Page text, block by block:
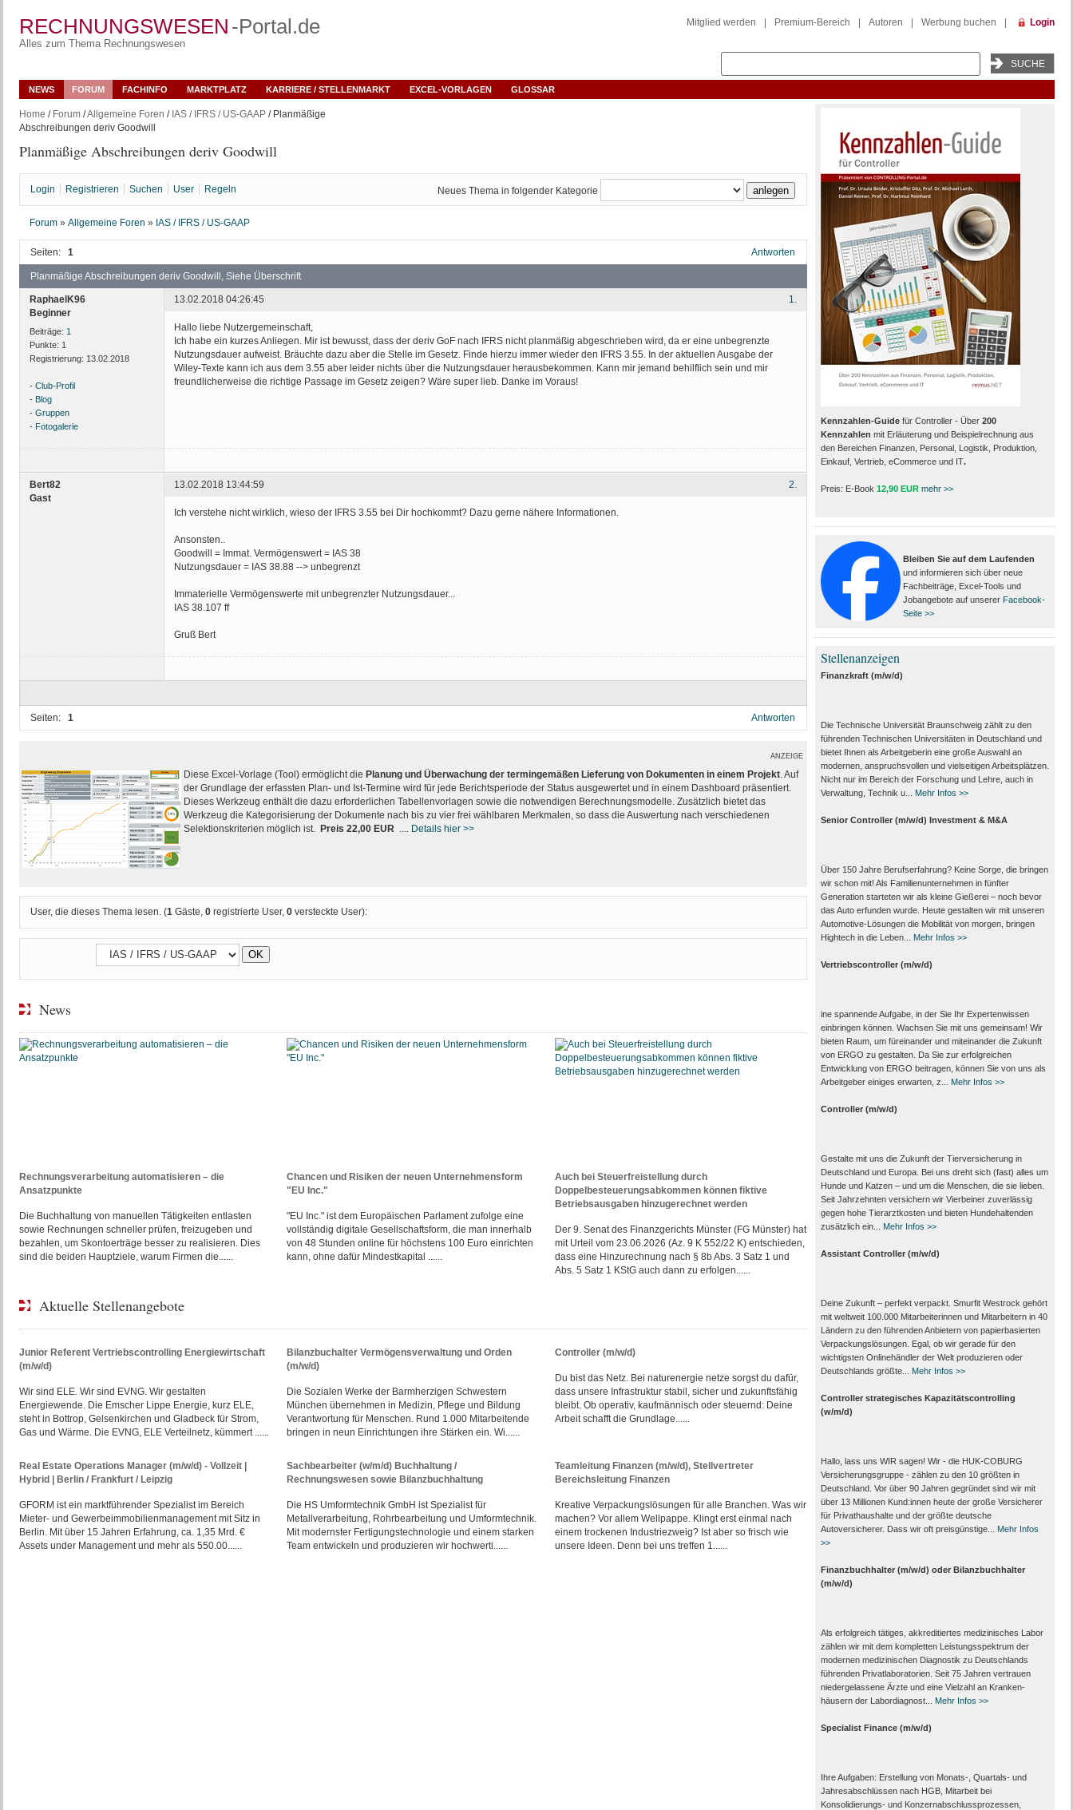
RECHNUNGSWESEN -Portal.de
Alles zum Thema Rechnungswesen
Mitglied werden Premium-Bereich Autoren Werbung buchen Login
NEWS FORUM FACHINFO MARKTPLATZ KARRIERE / STELLENMARKT EXCEL-VORLAGEN GLOSSAR
Home / Forum/Allgemeine Foren / IAS / IFRS / US-GAAP/ Planmäßige
Abschreibungen deriv Goodwill
Planmäßige Abschreibungen deriv Goodwill
Login Registrieren Suchen User Regeln Neues Thema in folgender Kategorie
Forum » Allgemeine Foren » IAS / IFRS / US-GAAP
Seiten: 1 Antworten
Planmäßige Abschreibungen deriv Goodwill, Siehe Überschrift
RaphaelK96
Beginner
Beiträge: 1
Punkte: 1
Registrierung: 13.02.2018
- Club-Profil
- Blog
- Gruppen
- Fotogalerie
1.
13.02.2018 04:26:45
Hallo liebe Nutzergemeinschaft,
Ich habe ein kurzes Anliegen. Mir ist bewusst, dass der deriv GoF nach IFRS nicht planmäßig abgeschrieben wird, da er eine unbegrenzte
Nutzungsdauer aufweist. Bräuchte dazu aber die Stelle im Gesetz. Finde hierzu immer wieder den IFRS 3.55. In der aktuellen Ausgabe der
Wiley-Texte kann ich aus dem 3.55 aber leider nichts über die Nutzungsdauer herausbekommen. Kann mir jemand behilflich sein und mir
freundlicherweise die richtige Passage im Gesetz zeigen? Wäre super lieb. Danke im Voraus!
Bert82
Gast
2.
13.02.2018 13:44:59
Ich verstehe nicht wirklich, wieso der IFRS 3.55 bei Dir hochkommt? Dazu gerne nähere Informationen.
Ansonsten..
Goodwill = Immat. Vermögenswert = IAS 38
Nutzungsdauer = IAS 38.88 --> unbegrenzt
Immaterielle Vermögenswerte mit unbegrenzter Nutzungsdauer...
IAS 38.107 ff
Gruß Bert
Seiten: 1 Antworten
ANZEIGE
Diese Excel-Vorlage (Tool) ermöglicht die Planung und Überwachung der termingemäßen Lieferung von Dokumenten in einem Projekt. Auf
der Grundlage der erfassten Plan- und Ist-Termine wird für jede Berichtsperiode der Status ausgewertet und in einem Dashboard präsentiert.
Dieses Werkzeug enthält die dazu erforderlichen Tabellenvorlagen sowie die notwendigen Berechnungsmodelle. Zusätzlich bietet das
Werkzeug die Kategorisierung der Dokumente nach bis zu vier frei wählbaren Merkmalen, so dass die Auswertung nach verschiedenen
Selektionskriterien möglich ist. Preis 22,00 EUR Details hier >>
User, die dieses Thema lesen. (1 Gäste, 0registrierte User, 0versteckte User):
News
Rechnungsverarbeitung automatisieren – die
Ansatzpunkte
Die Buchhaltung von manuellen Tätigkeiten entlasten
sowie Rechnungen schneller prüfen, freizugeben und
bezahlen, um Skontoerträge besser zu realisieren. Dies
sind die beiden Hauptziele, warum Firmen die......
Chancen und Risiken der neuen Unternehmensform
"EU Inc."
"EU Inc." ist dem Europäischen Parlament zufolge eine
vollständig digitale Gesellschaftsform, die man innerhalb
von 48 Stunden online für höchstens 100 Euro einrichten
kann, ohne dafür Mindestkapital ......
Auch bei Steuerfreistellung durch
Doppelbesteuerungsabkommen können fiktive
Betriebsausgaben hinzugerechnet werden
Der 9. Senat des Finanzgerichts Münster (FG Münster) hat
mit Urteil vom 23.06.2026 (Az. 9 K 552/22 K) entschieden,
dass eine Hinzurechnung nach § 8b Abs. 3 Satz 1 und
Abs. 5 Satz 1 KStG auch dann zu erfolgen......
Aktuelle Stellenangebote
Junior Referent Vertriebscontrolling Energiewirtschaft
(m/w/d)
Wir sind ELE. Wir sind EVNG. Wir gestalten
Energiewende. Die Emscher Lippe Energie, kurz ELE,
steht in Bottrop, Gelsenkirchen und Gladbeck für Strom,
Gas und Wärme. Die EVNG, ELE Verteilnetz, kümmert ......
Bilanzbuchalter Vermögensverwaltung und Orden
(m/w/d)
Die Sozialen Werke der Barmherzigen Schwestern
München übernehmen in Medizin, Pflege und Bildung
Verantwortung für Menschen. Rund 1.000 Mitarbeitende
bringen in neun Einrichtungen ihre Stärken ein. Wi......
Controller (m/w/d)
Du bist das Netz. Bei naturenergie netze sorgst du dafür,
dass unsere Infrastruktur stabil, sicher und zukunftsfähig
bleibt. Ob operativ, kaufmännisch oder steuernd: Deine
Arbeit schafft die Grundlage......
Real Estate Operations Manager (m/w/d) - Vollzeit |
Hybrid | Berlin / Frankfurt / Leipzig
GFORM ist ein marktführender Spezialist im Bereich
Mieter- und Gewerbeimmobilienmanagement mit Sitz in
Berlin. Mit über 15 Jahren Erfahrung, ca. 1,35 Mrd. €
Assets under Management und mehr als 550.00......
Sachbearbeiter (w/m/d) Buchhaltung /
Rechnungswesen sowie Bilanzbuchhaltung
Die HS Umformtechnik GmbH ist Spezialist für
Metallverarbeitung, Rohrbearbeitung und Umformtechnik.
Mit modernster Fertigungstechnologie und einem starken
Team entwickeln und produzieren wir hochwerti......
Teamleitung Finanzen (m/w/d), Stellvertreter
Bereichsleitung Finanzen
Kreative Verpackungslösungen für alle Branchen. Was wir
machen? Vor allem Wellpappe. Klingt erst einmal nach
einem trockenen Industriezweig? Ist aber so frisch wie
unsere Ideen. Denn bei uns treffen 1......
Kennzahlen-Guidefür Controller - Über 200
Kennzahlen mit Erläuterung und Beispielrechnung aus
den Bereichen Finanzen, Personal, Logistik, Produktion,
Einkauf, Vertrieb, eCommerce und IT.
Preis: E-Book 12,90 EUR mehr >>
Bleiben Sie auf dem Laufenden
und informieren sich über neue
Fachbeiträge, Excel-Tools und
Jobangebote auf unserer Facebook-
Seite >>
Stellenanzeigen
Finanzkraft (m/w/d)
Die Technische Universität Braunschweig zählt zu den
führenden Technischen Universitäten in Deutschland und
bietet Ihnen als Arbeit­geberin eine große Auswahl an
modernen, anspruchsvollen und vielseitigen Arbeits­plätzen.
Nicht nur im Bereich der Forschung und Lehre, auch in
Verwaltung, Technik u...
Mehr Infos >>
Senior Controller (m/w/d) Investment & M&A
Über 150 Jahre Berufserfahrung? Keine Sorge, die bringen
wir schon mit! Als Familienunternehmen in fünfter
Generation starteten wir als kleine Gießerei – noch bevor
das Auto erfunden wurde. Heute gestalten wir mit unseren
Automotive-Lösungen die Mobilität von morgen, bringen
Hightech in die Leben...
Mehr Infos >>
Vertriebscontroller (m/w/d)
ine spannende Aufgabe, in der Sie Ihr Expertenwissen
einbringen können. Wachsen Sie mit uns gemeinsam! Wir
bieten Raum, um füreinander und miteinander die Zukunft
von ERGO zu gestalten. Da Sie zur erfolgreichen
Entwicklung von ERGO beitragen, können Sie von uns als
Arbeitgeber einiges erwarten, z...
Mehr Infos >>
Controller (m/w/d)
Gestalte mit uns die Zukunft der Tierversicherung in
Deutschland und Europa. Bei uns dreht sich (fast) alles um
Hunde und Katzen – und um die Menschen, die sie lieben.
Seit Jahrzehnten versichern wir Vierbeiner zuverlässig
gegen hohe Tierarztkosten und bieten Hundehaltenden
zusätzlich ein...
Mehr Infos >>
Assistant Controller (m/w/d)
Deine Zukunft – perfekt verpackt. Smurfit Westrock gehört
mit weltweit 100.000 Mitarbeiter­innen und Mitarbeitern in 40
Ländern zu den führenden Anbietern von papier­basierten
Verpackungs­lösungen. Egal, ob wir gerade für den
wichtigsten Onlinehändler der Welt produzieren oder
Deutschlands größte...
Mehr Infos >>
Controller strategisches Kapazitätscontrolling
(w/m/d)
Hallo, lass uns WIR sagen! Wir - die HUK-COBURG
Versicherungsgruppe - zählen zu den 10 größten in
Deutschland. Vor über 90 Jahren gegründet sind wir mit
über 13 Millionen Kund:innen heute der große Versicherer
für Privathaushalte und der größte deutsche
Autoversicherer. Dass wir oft preisgünstige...
Mehr Infos
>>
Finanzbuchhalter (m/w/d) oder Bilanzbuchhalter
(m/w/d)
Als erfolgreich tätiges, akkreditiertes medizinisches Labor
zählen wir mit dem kompletten Leistungs­spektrum der
modernen medizinischen Diagnostik zu Deutschlands
führenden Privat­laboratorien. Seit 75 Jahren vertrauen
nieder­gelassene Ärzte und eine Vielzahl an Kranken­
häusern der Labor­diagnost...
Mehr Infos >>
Specialist Finance (m/w/d)
Ihre Aufgaben: Erstellung von Monats‑, Quartals‑ und
Jahresabschlüssen nach HGB, Mitarbeit bei
Konsolidierungs‑ und Konzernabschlussprozessen,